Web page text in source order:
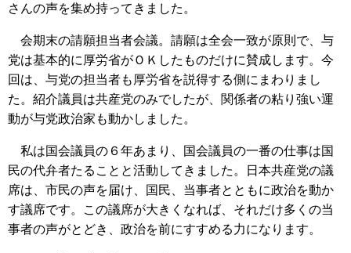
さんの声を集め持ってきました。
会期末の請願担当者会議。請願は全会一致が原則で、与
党は基本的に厚労省がＯＫしたものだけに賛成します。今
回は、与党の担当者も厚労省を説得する側にまわりまし
た。紹介議員は共産党のみでしたが、関係者の粘り強い運
動が与党政治家も動かしました。
私は国会議員の６年あまり、国会議員の一番の仕事は国
民の代弁者たることと活動してきました。日本共産党の議
席は、市民の声を届け、国民、当事者とともに政治を動か
す議席です。この議席が大きくなれば、それだけ多くの当
事者の声がとどき、政治を前にすすめる力になります。